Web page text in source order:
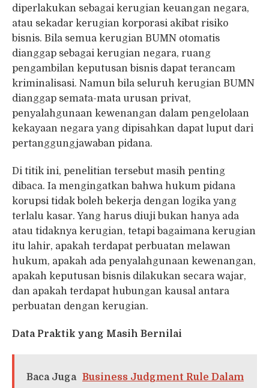
diperlakukan sebagai kerugian keuangan negara,
atau sekadar kerugian korporasi akibat risiko
bisnis. Bila semua kerugian BUMN otomatis
dianggap sebagai kerugian negara, ruang
pengambilan keputusan bisnis dapat terancam
kriminalisasi. Namun bila seluruh kerugian BUMN
dianggap semata-mata urusan privat,
penyalahgunaan kewenangan dalam pengelolaan
kekayaan negara yang dipisahkan dapat luput dari
pertanggungjawaban pidana.
Di titik ini, penelitian tersebut masih penting
dibaca. Ia mengingatkan bahwa hukum pidana
korupsi tidak boleh bekerja dengan logika yang
terlalu kasar. Yang harus diuji bukan hanya ada
atau tidaknya kerugian, tetapi bagaimana kerugian
itu lahir, apakah terdapat perbuatan melawan
hukum, apakah ada penyalahgunaan kewenangan,
apakah keputusan bisnis dilakukan secara wajar,
dan apakah terdapat hubungan kausal antara
perbuatan dengan kerugian.
Data Praktik yang Masih Bernilai
Baca Juga Business Judgment Rule Dalam